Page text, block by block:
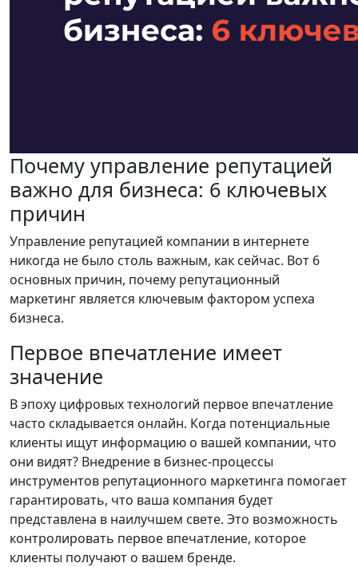
Почему управление репутацией
важно для бизнеса: 6 ключевых
причин
Управление репутацией компании в интернете
никогда не было столь важным, как сейчас. Вот 6
основных причин, почему репутационный
маркетинг является ключевым фактором успеха
бизнеса.
Первое впечатление имеет
значение
В эпоху цифровых технологий первое впечатление
часто складывается онлайн. Когда потенциальные
клиенты ищут информацию о вашей компании, что
они видят? Внедрение в бизнес-процессы
инструментов репутационного маркетинга помогает
гарантировать, что ваша компания будет
представлена в наилучшем свете. Это возможность
контролировать первое впечатление, которое
клиенты получают о вашем бренде.